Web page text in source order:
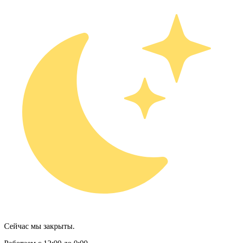
Сейчас мы закрыты.